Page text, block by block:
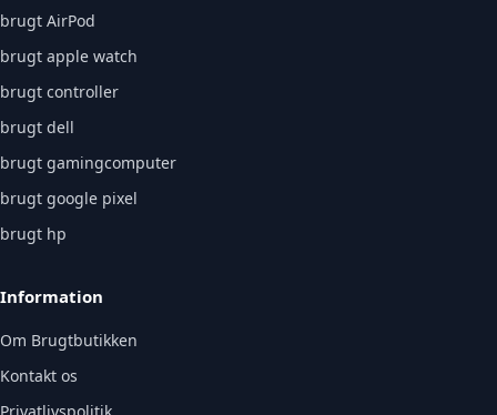
brugt AirPod
brugt apple watch
brugt controller
brugt dell
brugt gamingcomputer
brugt google pixel
brugt hp
Information
Om Brugtbutikken
Kontakt os